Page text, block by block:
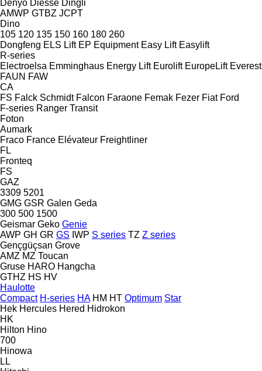
Denyo Diesse Dingli
AMWP GTBZ JCPT
Dino
105 120 135 150 160 180 260
Dongfeng ELS Lift EP Equipment Easy Lift Easylift
R-series
Electroelsa Emminghaus Energy Lift Eurolift EuropeLift Everest
FAUN FAW
CA
FS Falck Schmidt Falcon Faraone Femak Fezer Fiat Ford
F-series Ranger Transit
Foton
Aumark
Fraco France Elévateur Freightliner
FL
Fronteq
FS
GAZ
3309 5201
GMG GSR Galen Geda
300 500 1500
Geismar Geko Genie
AWP GH GR GS IWP S series TZ Z series
Gençgüçsan Grove
AMZ MZ Toucan
Gruse HARO Hangcha
GTHZ HS HV
Haulotte
Compact H-series HA HM HT Optimum Star
Hek Hercules Hered Hidrokon
HK
Hilton Hino
700
Hinowa
LL